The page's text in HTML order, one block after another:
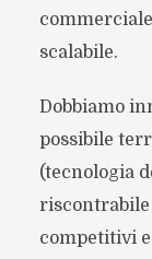
scalabile.
Dobbiamo
possibile
(tecnologia
competitivi